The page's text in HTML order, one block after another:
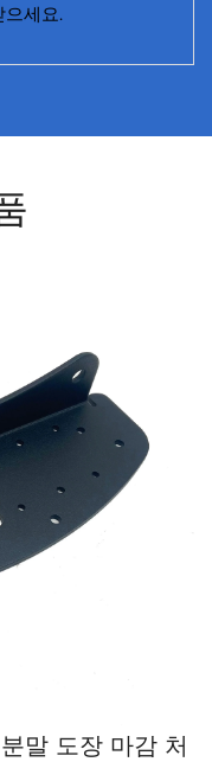
으세요.
말 도장 마감 처